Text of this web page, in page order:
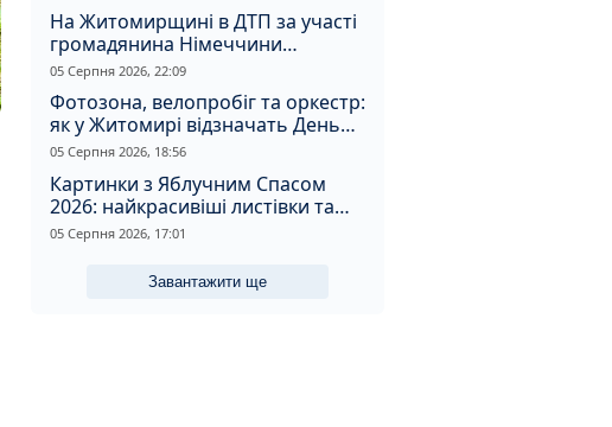
На Житомирщині в ДТП за участі
громадянина Німеччини
постраждали двоє людей
05 Серпня 2026, 22:09
Фотозона, велопробіг та оркестр:
як у Житомирі відзначать День
Прапора та День Незалежності
05 Серпня 2026, 18:56
Картинки з Яблучним Спасом
2026: найкрасивіші листівки та
щирі привітання зі святом
05 Серпня 2026, 17:01
Завантажити ще